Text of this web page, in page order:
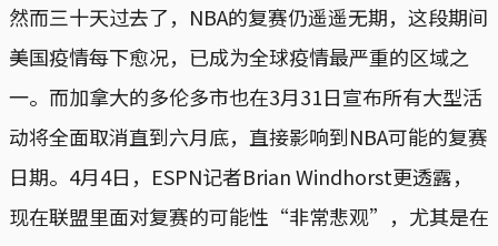
然而三十天过去了，NBA的复赛仍遥遥无期，这段期间
美国疫情每下愈况，已成为全球疫情最严重的区域之
一。而加拿大的多伦多市也在3月31日宣布所有大型活
动将全面取消直到六月底，直接影响到NBA可能的复赛
日期。4月4日，ESPN记者Brian Windhorst更透露，
现在联盟里面对复赛的可能性“非常悲观”，尤其是在